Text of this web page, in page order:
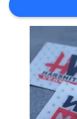
PRIVACY
POLICY